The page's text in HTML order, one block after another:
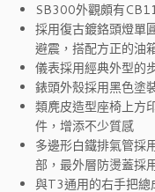
SB300外觀頗有
採用復古鍍鉻頭燈單
避震，搭配方正的油
儀表採用經典外型的
錶頭外殼採用黑色塗
類麂皮造型座椅上方
件，增添不少質感
多邊形白鐵排氣管採
部，最外層防燙蓋採
與T3通用的右手把總